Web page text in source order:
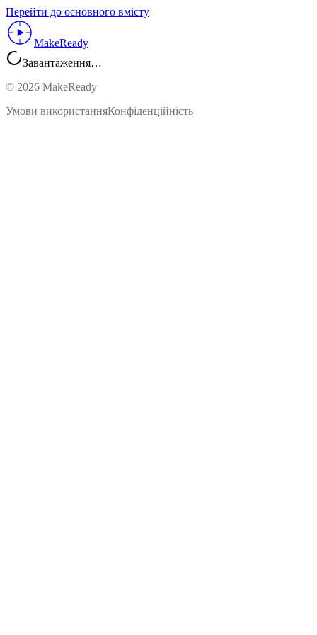
Перейти до основного вмісту
MakeReady
Завантаження…
© 2026 MakeReady
Умови використанняКонфіденційність